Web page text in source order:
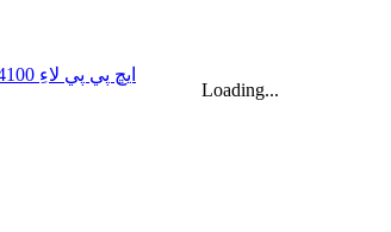
20 فوٽ 250 ڪلوواٽ 582 ڪلوواٽ ڪلاڪ ڪنٽينرائزڊ ليٿيم آئن بيٽري... Loading...